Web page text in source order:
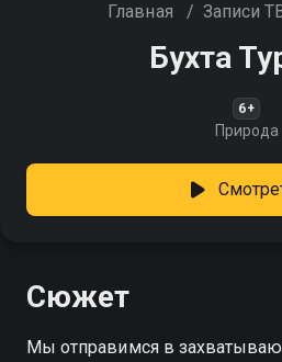
Главная / Записи
Бухта
6+
Природа
Сюжет
Мы отправимся в